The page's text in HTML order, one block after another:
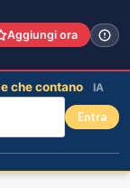
Aggiungi ora
che contano IA
Entra